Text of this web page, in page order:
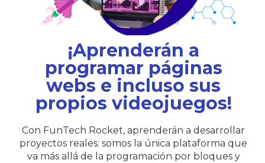
¡Aprenderán a
programar páginas
webs e incluso sus
propios videojuegos!
Con FunTech Rocket, aprenderán a desarrollar
proyectos reales: somos la única plataforma que
va más allá de la programación por bloques y